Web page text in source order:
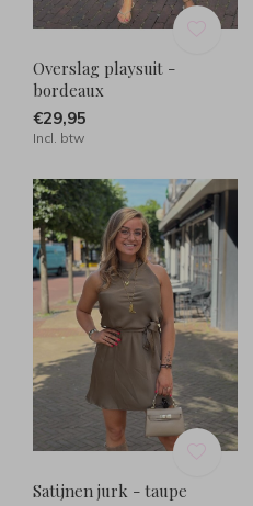
Overslag playsuit -
bordeaux
€29,95
Incl. btw
Satijnen jurk - taupe